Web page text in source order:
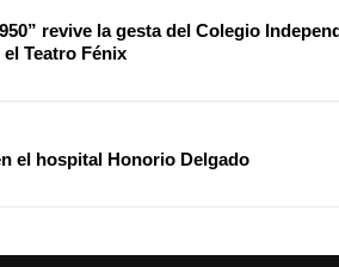
revive la gesta del Colegio
el Teatro Fénix
el hospital Honorio Delgado